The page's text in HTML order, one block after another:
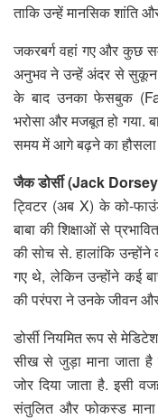
ताकि उन्हें मानसिक शांति
जकरबर्ग वहां गए और कुछ
अनुभव ने उन्हें अंदर से सुकून
के बाद उनका फेसबुक
भरोसा और मजबूत हो गया.
समय में आगे बढ़ने का हौसला
जैक डोर्सी (Jack
ट्विटर (अब X) के को-
बाबा की शिक्षाओं से
की सोच से. हालांकि
गए थे, लेकिन उन्होंने कई
की परंपरा ने उनके जीवन
डोर्सी नियमित रूप से
सीख से जुड़ा माना जाता
जोर दिया जाता है. इसी
संतुलित और फोकस्ड